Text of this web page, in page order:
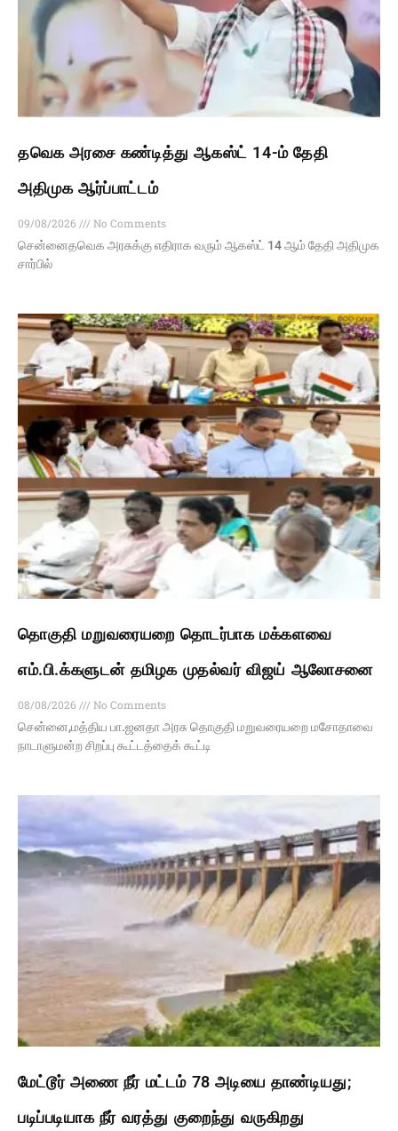
தவெக அரசை கண்டித்து ஆகஸ்ட் 14-ம் தேதி
அதிமுக ஆர்ப்பாட்டம்
09/08/2026
No Comments
சென்னைதவெக அரசுக்கு எதிராக வரும் ஆகஸ்ட் 14 ஆம் தேதி அதிமுக
சார்பில்
தொகுதி மறுவரையறை தொடர்பாக மக்களவை
எம்.பி.க்களுடன் தமிழக முதல்வர் விஜய் ஆலோசனை
08/08/2026
No Comments
சென்னை,மத்திய பா.ஜனதா அரசு தொகுதி மறுவரையறை மசோதாவை
நாடாளுமன்ற சிறப்பு கூட்டத்தைக் கூட்டி
மேட்டூர் அணை நீர் மட்டம் 78 அடியை தாண்டியது;
படிப்படியாக நீர் வரத்து குறைந்து வருகிறது